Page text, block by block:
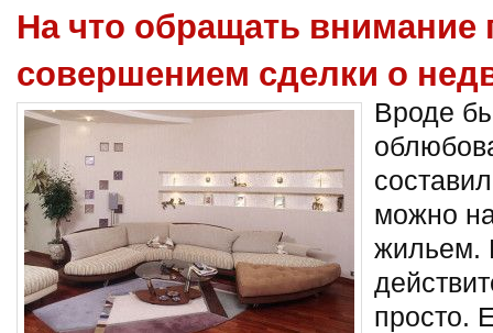
На что обращать внимание
совершением сделки о
Вроде
можно
жильем.
просто.